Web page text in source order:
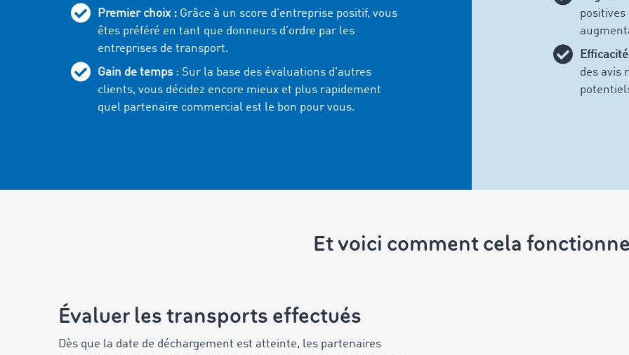
Premier choix : Grâce à un score d’entreprise positif, vous
êtes préféré en tant que donneurs d’ordre par les
entreprises de transport.
Gain de temps: Sur la base des évaluations d'autres
clients, vous décidez encore mieux et plus rapidement
quel partenaire commercial est le bon pour vous.
positives
des avis
Et voici comment cela
Évaluer les transports effectués
Dès que la date de déchargement est atteinte, les partenaires